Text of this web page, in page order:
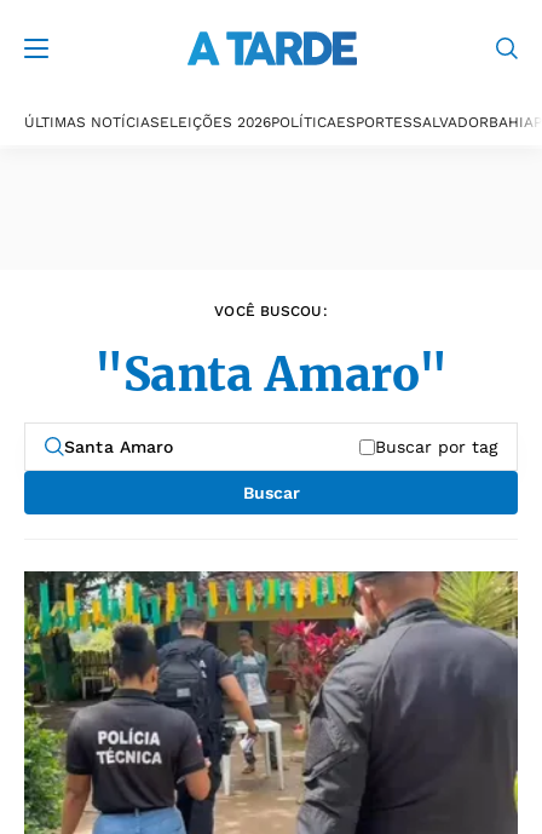
ÚLTIMAS NOTÍCIASELEIÇÕES 2026POLÍTICAESPORTESSALVADORBAHIA
VOCÊ BUSCOU:
"Santa Amaro"
Buscar por tag
Buscar